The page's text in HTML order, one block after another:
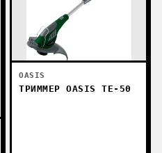
OASIS
ТРИММЕР OASIS TE-50